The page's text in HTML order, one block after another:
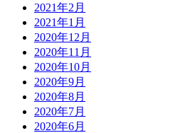
2021年2月
2021年1月
2020年12月
2020年11月
2020年10月
2020年9月
2020年8月
2020年7月
2020年6月